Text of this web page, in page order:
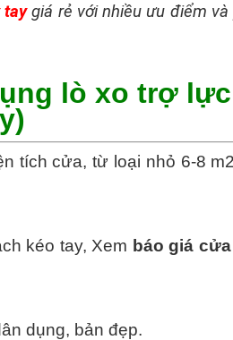
taygiá rẻ với nhiều ưu điểm và
lò xo trợ
tích cửa, từ loại nhỏ 6-8
kéo tay, Xem báo giá
dụng, bản đẹp.